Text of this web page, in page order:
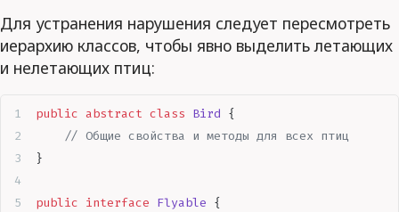
Для устранения нарушения следует пересмотреть
иерархию классов, чтобы явно выделить летающих
и нелетающих птиц:
public abstract class Bird {
    // Общие свойства и методы для всех птиц
}
public interface Flyable {